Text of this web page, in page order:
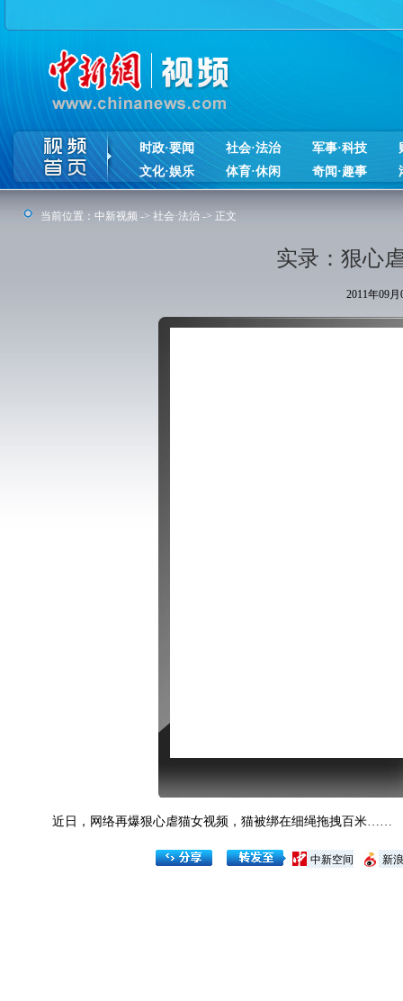
时政·要闻 社会·法治 军事·科技
文化·娱乐
体育·休闲 奇闻·趣事
当前位置： 中新视频 -> 社会·法治 -> 正文
实录：狠心
2011年09
近日，网络再爆狠心虐猫女视频，猫被绑在细绳拖拽百米……
新
中新空间